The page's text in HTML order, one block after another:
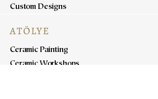
Custom Designs
ATÖLYE
Ceramic Painting
Ceramic Workshops